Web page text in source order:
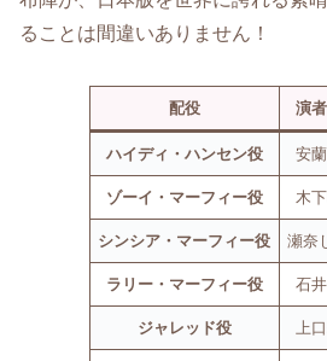
ることは間違いありません！
配役 演
ハイディ・ハンセン役 安
ゾーイ・マーフィー役 木
シンシア・マーフィー役 瀬奈
ラリー・マーフィー役 石
ジャレッド役 上